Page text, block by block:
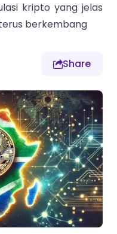
kripto yang jelas
berkembang
Share